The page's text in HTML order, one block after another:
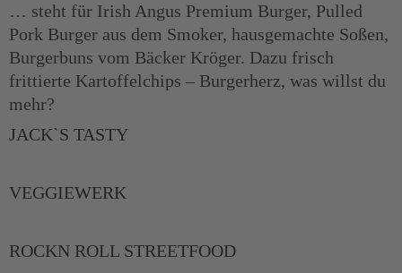
… steht für Irish Angus Premium Burger, Pulled
Pork Burger aus dem Smoker, hausgemachte Soßen,
Burgerbuns vom Bäcker Kröger. Dazu frisch
frittierte Kartoffelchips – Burgerherz, was willst du
mehr?
JACK`S TASTY
VEGGIEWERK
ROCKN ROLL STREETFOOD